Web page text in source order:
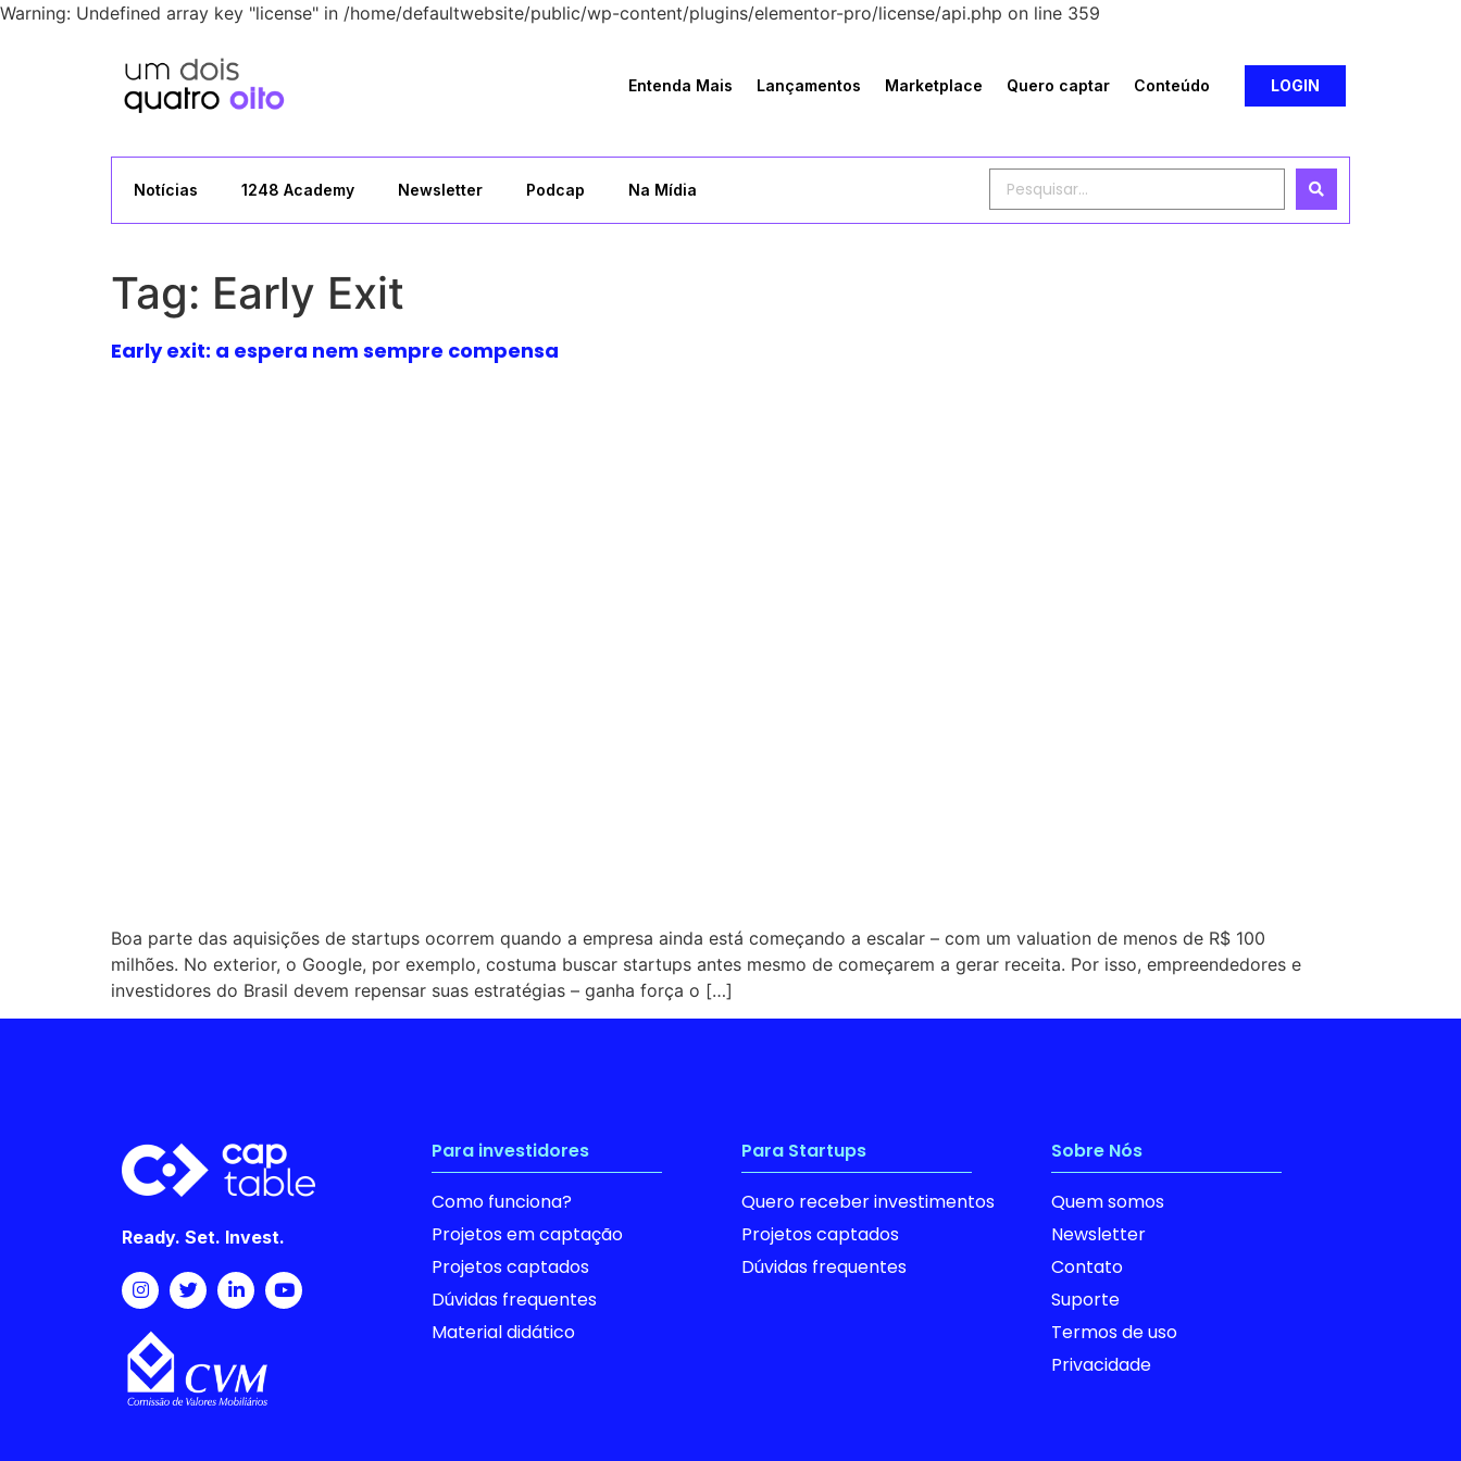
Warning: Undefined array key "license" in /home/defaultwebsite/public/wp-content/plugins/elementor-pro/license/api.php on line 359
Entenda Mais Lançamentos Marketplace Quero captar Conteúdo LOGIN
Notícias 1248 Academy Newsletter Podcap Na Mídia
Tag: Early Exit
Early exit: a espera nem sempre compensa
Boa parte das aquisições de startups ocorrem quando a empresa ainda está começando a escalar – com um valuation de menos de R$ 100
milhões. No exterior, o Google, por exemplo, costuma buscar startups antes mesmo de começarem a gerar receita. Por isso, empreendedores e
investidores do Brasil devem repensar suas estratégias – ganha força o […]
Ready. Set. Invest.
Para investidores
Como funciona?
Projetos em captação
Projetos captados
Dúvidas frequentes
Material didático
Para Startups
Quero receber investimentos
Projetos captados
Dúvidas frequentes
Sobre Nós
Quem somos
Newsletter
Contato
Suporte
Termos de uso
Privacidade